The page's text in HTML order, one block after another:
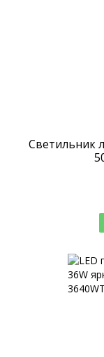
Светильник